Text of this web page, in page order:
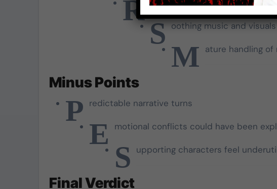
R efreshing emotional perspective
S oothing music and visuals
M ature handling
Minus Points
P redictable narrative turns
E motional conflicts could have been
S upporting characters feel
Final Verdict